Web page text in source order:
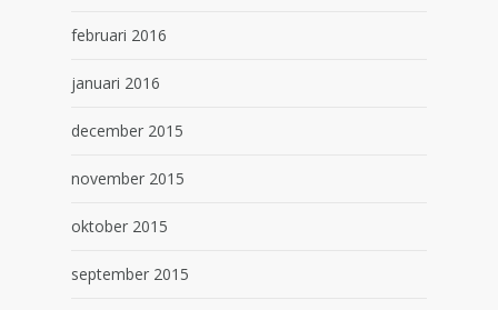
februari 2016
januari 2016
december 2015
november 2015
oktober 2015
september 2015